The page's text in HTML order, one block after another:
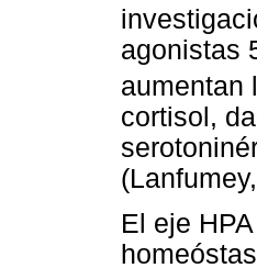
agonistas
aumentan
cortisol,
El eje